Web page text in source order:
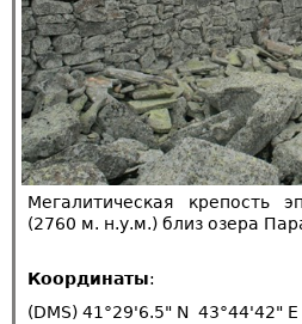
Мегалитическая крепость
(2760 м. н.у.м.) близ озера
Координаты:
(DMS) 41°29'6.5" N 43°44'42" E